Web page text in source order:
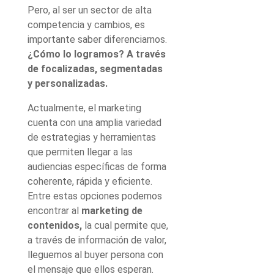
Pero, al ser un sector de alta
competencia y cambios, es
importante saber diferenciarnos.
¿Cómo lo logramos? A través
de focalizadas, segmentadas
y personalizadas.
Actualmente, el marketing
cuenta con una amplia variedad
de estrategias y herramientas
que permiten llegar a las
audiencias específicas de forma
coherente, rápida y eficiente.
Entre estas opciones podemos
encontrar al marketing de
contenidos, la cual permite que,
a través de información de valor,
lleguemos al buyer persona con
el mensaje que ellos esperan.